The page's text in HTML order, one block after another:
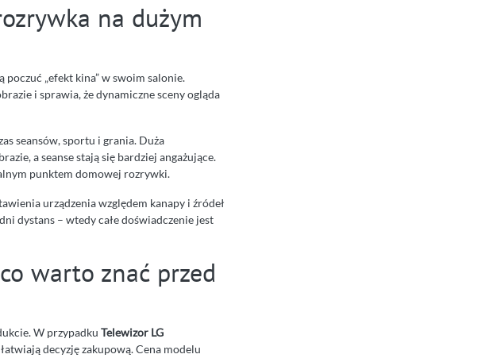
na dużym
„efekt kina” w swoim salonie.
i sprawia, że dynamiczne sceny ogląda
seansów, sportu i grania. Duża
a seanse stają się bardziej angażujące.
punktem domowej rozrywki.
urządzenia względem kanapy i źródeł
dystans – wtedy całe doświadczenie jest
warto znać przed
W przypadku Telewizor LG
decyzję zakupową. Cena modelu